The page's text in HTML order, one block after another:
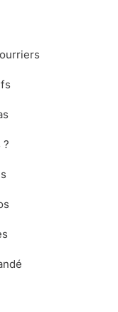
?